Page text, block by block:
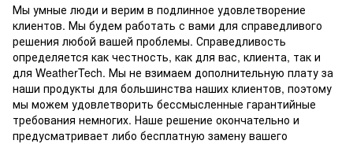
Мы умные люди и верим в подлинное удовлетворение
клиентов. Мы будем работать с вами для справедливого
решения любой вашей проблемы. Справедливость
определяется как честность, как для вас, клиента, так и
для WeatherTech. Мы не взимаем дополнительную плату за
наши продукты для большинства наших клиентов, поэтому
мы можем удовлетворить бессмысленные гарантийные
требования немногих. Наше решение окончательно и
предусматривает либо бесплатную замену вашего